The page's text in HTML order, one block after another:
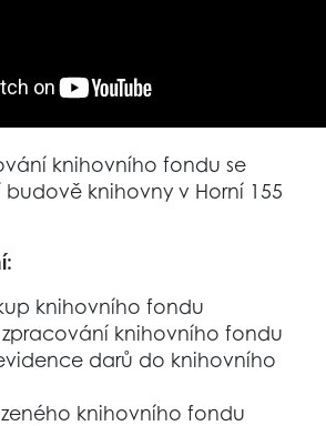
knihovního fondu se
knihovny v Horní 155
knihovního fondu
knihovního fondu
darů do knihovního
knihovního fondu